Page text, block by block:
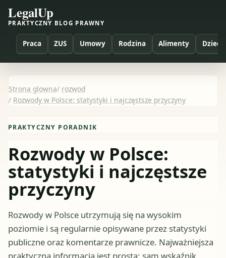
LegalUp
PRAKTYCZNY BLOG PRAWNY
Praca ZUS Umowy Rodzina Alimenty Dzieci
Strona glowna/ rozwod
/ Rozwody w Polsce: statystyki i najczęstsze przyczyny
PRAKTYCZNY PORADNIK
Rozwody w Polsce:
statystyki i najczęstsze
przyczyny
Rozwody w Polsce utrzymują się na wysokim
poziomie i są regularnie opisywane przez statystyki
publiczne oraz komentarze prawnicze. Najważniejsza